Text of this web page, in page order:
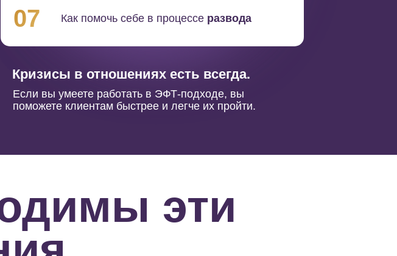
Как помочь себе в процессе развода
Кризисы в отношениях есть всегда.
Если вы умеете работать в ЭФТ-подходе, вы
поможете клиентам быстрее и легче их пройти.
07
эти